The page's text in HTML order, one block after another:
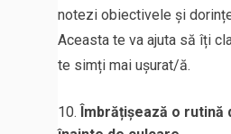
notezi obiectivele și
Aceasta te va ajuta să îți
te simți mai ușurat/ă.
Îmbrățișează o rutină